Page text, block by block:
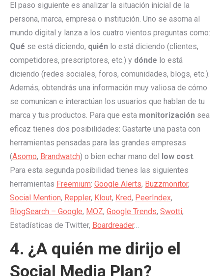
El paso siguiente es analizar la situación inicial de la
persona, marca, empresa o institución. Uno se asoma al
mundo digital y lanza a los cuatro vientos preguntas como:
Qué se está diciendo, quién lo está diciendo (clientes,
competidores, prescriptores, etc.) y dónde lo está
diciendo (redes sociales, foros, comunidades, blogs, etc.).
Además, obtendrás una información muy valiosa de cómo
se comunican e interactúan los usuarios que hablan de tu
marca y tus productos. Para que esta monitorización sea
eficaz tienes dos posibilidades: Gastarte una pasta con
herramientas pensadas para las grandes empresas
(Asomo, Brandwatch) o bien echar mano del low cost.
Para esta segunda posibilidad tienes las siguientes
herramientas Freemium: Google Alerts, Buzzmonitor,
Social Mention, Reppler, Klout, Kred, PeerIndex,
BlogSearch – Google, MOZ, Google Trends, Swotti,
Estadísticas de Twitter, Boardreader…
4. ¿A quién me dirijo el
Social Media Plan?